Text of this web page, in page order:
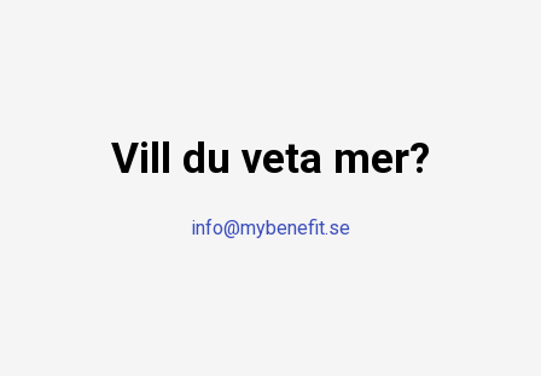
Vill du veta mer?
info@mybenefit.se